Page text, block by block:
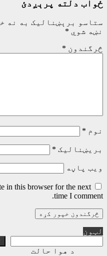
ځواب دلته پرېږدئ
ستاسو برېښناليک به نه
نښه شوي *
څرگندون *
نوم *
بریښنالیک *
ویب پاڼه
in this browser for the next
time I comment.
لټون
د هوا حالت